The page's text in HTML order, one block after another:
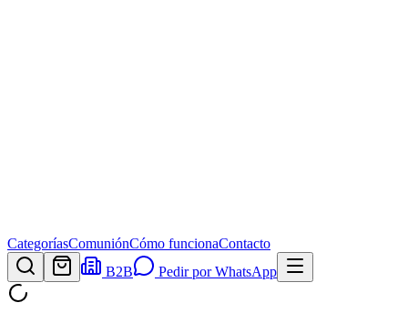
CategoríasComuniónCómo funcionaContacto
B2B
Pedir por WhatsApp